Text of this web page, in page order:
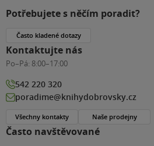
Často navštěvované
Potřebujete s něčím poradit?
Často kladené dotazy
Kontaktujte nás
Po–Pá: 8:00–17:00
542 220 320
poradime@knihydobrovsky.cz
Všechny kontakty Naše prodejny